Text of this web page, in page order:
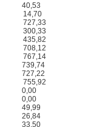
40,53
14,70
727,33
300,33
435,82
708,12
767,14
739,74
727,22
755,92
0,00
0,00
49,99
26,84
33,50